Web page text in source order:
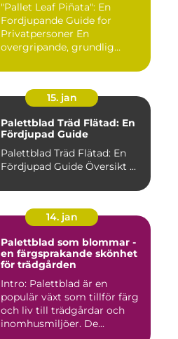
"Pallet Leaf Piñata": En
Fordjupande Guide for
Privatpersoner En
overgripande, grundlig
15. jan
Palettblad Träd Flätad: En
Fördjupad Guide
Palettblad Träd Flätad: En
Fördjupad Guide Översikt ...
14. jan
Palettblad som blommar -
en färgsprakande skönhet
för trädgården
Intro: Palettblad är en
populär växt som tillför färg
och liv till trädgårdar och
inomhusmiljöer. De...